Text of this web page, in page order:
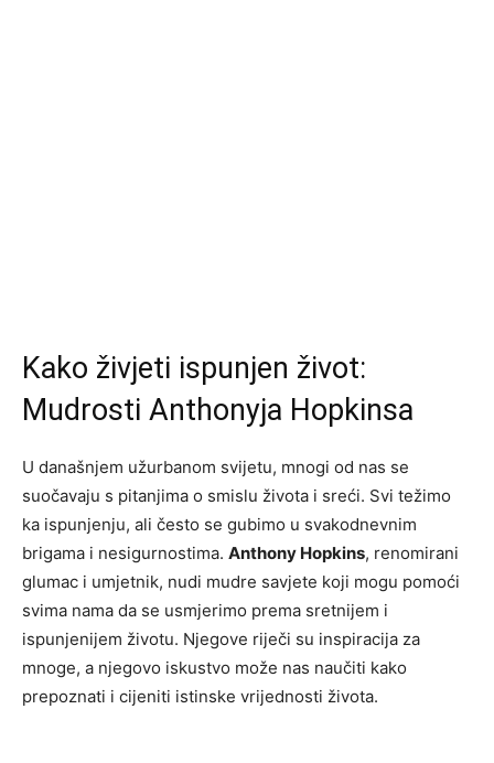
Kako živjeti ispunjen život:
Mudrosti Anthonyja Hopkinsa
U današnjem užurbanom svijetu, mnogi od nas se
suočavaju s pitanjima o smislu života i sreći. Svi težimo
ka ispunjenju, ali često se gubimo u svakodnevnim
brigama i nesigurnostima. Anthony Hopkins, renomirani
glumac i umjetnik, nudi mudre savjete koji mogu pomoći
svima nama da se usmjerimo prema sretnijem i
ispunjenijem životu. Njegove riječi su inspiracija za
mnoge, a njegovo iskustvo može nas naučiti kako
prepoznati i cijeniti istinske vrijednosti života.